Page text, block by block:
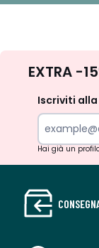
EXTRA -
Iscriviti
Hai già un